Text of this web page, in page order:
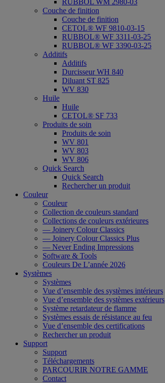
RUBBOL WM 2980-03
Couche de finition
Couche de finition
CETOL® WF 9810-03-15
RUBBOL® WF 3311-03-25
RUBBOL® WF 3390-03-25
Additifs
Additifs
Durcisseur WH 840
Diluant ST 825
WV 830
Huile
Huile
CETOL® SF 733
Produits de soin
Produits de soin
WV 801
WV 803
WV 806
Quick Search
Quick Search
Rechercher un produit
Couleur
Couleur
Collection de couleurs standard
Collections de couleurs extérieures
— Joinery Colour Classics
— Joinery Colour Classics Plus
— Never Ending Impressions
Software & Tools
Couleurs De L’année 2026
Systèmes
Systèmes
Vue d’ensemble des systèmes intérieurs
Vue d’ensemble des systèmes extérieurs
Système retardateur de flamme
Systèmes essais de résistance au feu
Vue d’ensemble des certifications
Rechercher un produit
Support
Support
Téléchargements
PARCOURIR NOTRE GAMME
Contact